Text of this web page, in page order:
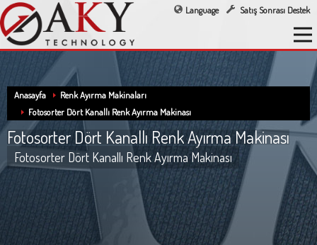
Language Satış Sonrası Destek
Anasayfa
Renk Ayırma Makinaları
Fotosorter Dört Kanallı Renk Ayırma Makinası
Fotosorter Dört Kanallı Renk Ayırma Makinası
Fotosorter Dört Kanallı Renk Ayırma Makinası